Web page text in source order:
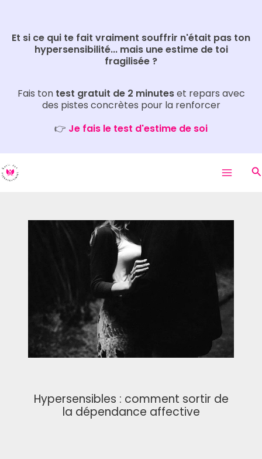
contenu
Et si ce qui te fait vraiment souffrir n'était pas ton
hypersensibilité... mais une estime de toi
fragilisée ?
Fais ton test gratuit de 2 minuteset repars avec
des pistes concrètes pour la renforcer
👉 Je fais le test d'estime de soi
Hypersensibles : comment sortir de
la dépendance affective